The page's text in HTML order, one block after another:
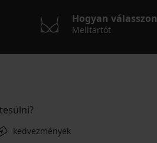
Hogyan válasszon
Melltartót
kedvezmények